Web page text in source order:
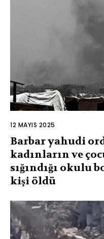
12 MAYIS 2025
Barbar yahudi
kadınların ve
sığındığı okulu
kişi öldü